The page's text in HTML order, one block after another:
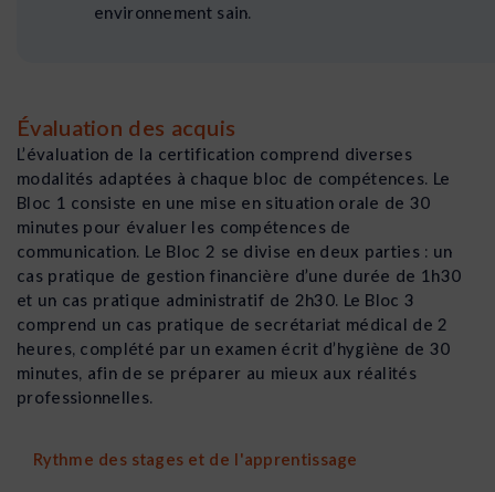
environnement sain.
Évaluation des acquis
L’évaluation de la certification comprend diverses
modalités adaptées à chaque bloc de compétences. Le
Bloc 1 consiste en une mise en situation orale de 30
minutes pour évaluer les compétences de
communication. Le Bloc 2 se divise en deux parties : un
cas pratique de gestion financière d’une durée de 1h30
et un cas pratique administratif de 2h30. Le Bloc 3
comprend un cas pratique de secrétariat médical de 2
heures, complété par un examen écrit d’hygiène de 30
minutes, afin de se préparer au mieux aux réalités
professionnelles.
Rythme des stages et de l'apprentissage